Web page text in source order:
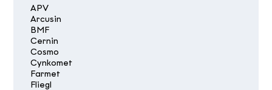
APV
Arcusin
BMF
Cernin
Cosmo
Cynkomet
Farmet
Fliegl